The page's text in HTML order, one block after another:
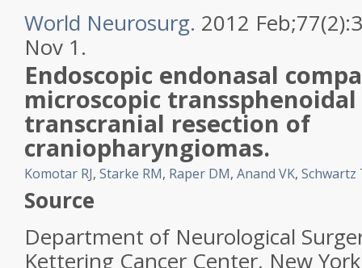
World Neurosurg. 2012
Nov 1.
Endoscopic endonasal
microscopic
transcranial resection of
craniopharyngiomas.
Komotar RJ, Starke RM, Raper DM, Anand VK, Schwartz
Source
Department of Neurological
Kettering Cancer Center, New